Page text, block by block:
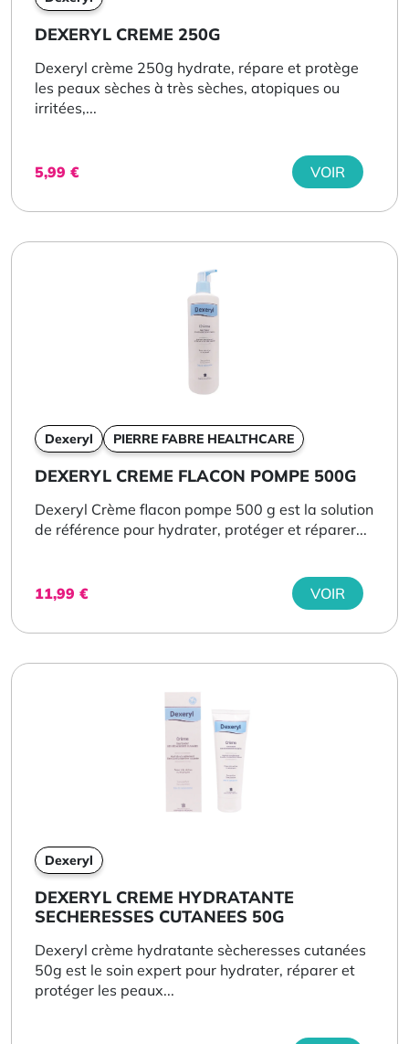
DEXERYL CREME 250G
Dexeryl crème 250g hydrate, répare et protège
les peaux sèches à très sèches, atopiques ou
irritées,...
5,99 € VOIR
Dexeryl PIERRE FABRE HEALTHCARE
DEXERYL CREME FLACON POMPE 500G
Dexeryl Crème flacon pompe 500 g est la solution
de référence pour hydrater, protéger et réparer...
11,99 € VOIR
Dexeryl
DEXERYL CREME HYDRATANTE
SECHERESSES CUTANEES 50G
Dexeryl crème hydratante sècheresses cutanées
50g est le soin expert pour hydrater, réparer et
protéger les peaux...